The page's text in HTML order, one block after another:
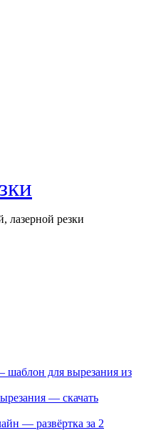
лазерной резки
для вырезания из
— скачать
— развёртка за 2